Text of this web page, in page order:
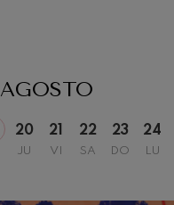
AGOSTO
20
JU
21
VI
22
SA
23
DO
24
LU